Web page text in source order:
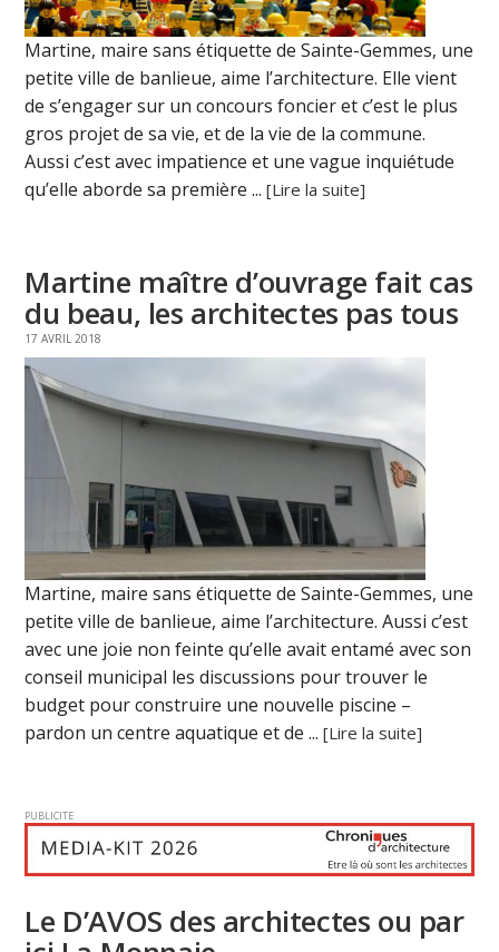
Martine, maire sans étiquette de Sainte-Gemmes, une
petite ville de banlieue, aime l’architecture. Elle vient
de s’engager sur un concours foncier et c’est le plus
gros projet de sa vie, et de la vie de la commune.
Aussi c’est avec impatience et une vague inquiétude
qu’elle aborde sa première ...[Lire la suite]
Martine maître d’ouvrage fait cas
du beau, les architectes pas tous
17 AVRIL 2018
Martine, maire sans étiquette de Sainte-Gemmes, une
petite ville de banlieue, aime l’architecture. Aussi c’est
avec une joie non feinte qu’elle avait entamé avec son
conseil municipal les discussions pour trouver le
budget pour construire une nouvelle piscine –
pardon un centre aquatique et de ...[Lire la suite]
PUBLICITE
Le D’AVOS des architectes ou par